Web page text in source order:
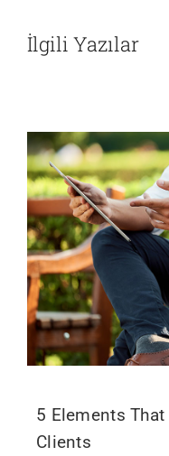
İlgili Yazılar
5 Elements
Clients